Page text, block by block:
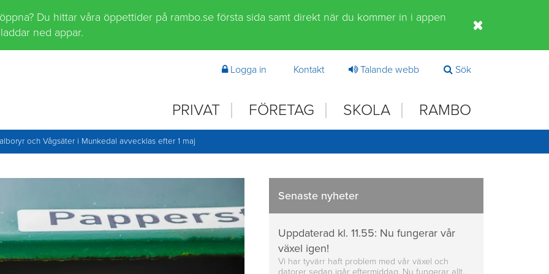
Du hittar våra öppettider på rambo.se första sida samt direkt när du kommer in i appen
ned appar.
Logga in Kontakt Talande webb Sök
PRIVAT FÖRETAG SKOLA RAMBO
och Vågsäter i Munkedal avvecklas efter 1 maj
Senaste nyheter
Uppdaterad kl. 11.55: Nu fungerar vår
växel igen!
Vi har tyvärr haft problem med vår växel och
datorer sedan igår eftermiddag. Nu fungerar allt…